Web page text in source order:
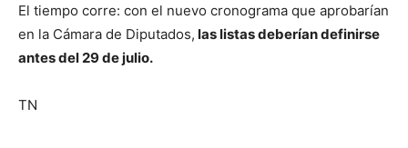
El tiempo corre: con el nuevo cronograma que aprobarían
en la Cámara de Diputados, las listas deberían definirse
antes del 29 de julio.
TN